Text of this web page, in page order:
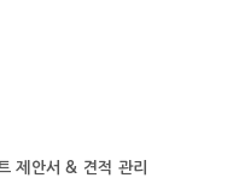
제안서 & 견적 관리